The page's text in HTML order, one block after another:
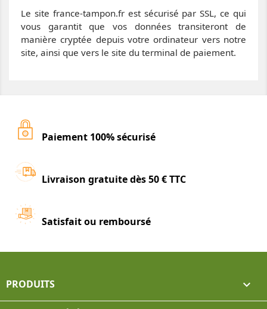
Le site france-tampon.fr est sécurisé par SSL, ce qui
vous garantit que vos données transiteront de
manière cryptée depuis votre ordinateur vers notre
site, ainsi que vers le site du terminal de paiement.
Paiement 100% sécurisé
Livraison gratuite dès 50 € TTC
Satisfait ou remboursé
PRODUITS 